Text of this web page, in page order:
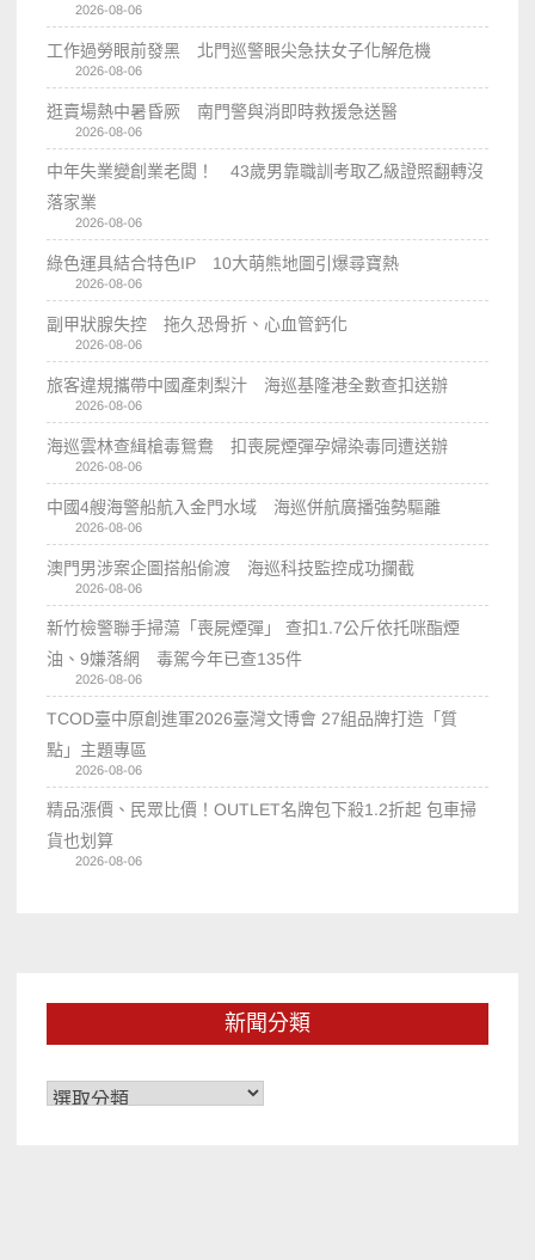
2026-08-06
工作過勞眼前發黑 北門巡警眼尖急扶女子化解危機
2026-08-06
逛賣場熱中暑昏厥 南門警與消即時救援急送醫
2026-08-06
中年失業變創業老闆！ 43歲男靠職訓考取乙級證照翻轉沒
落家業
2026-08-06
綠色運具結合特色IP 10大萌熊地圖引爆尋寶熱
2026-08-06
副甲狀腺失控 拖久恐骨折、心血管鈣化
2026-08-06
旅客違規攜帶中國產刺梨汁 海巡基隆港全數查扣送辦
2026-08-06
海巡雲林查緝槍毒鴛鴦 扣喪屍煙彈孕婦染毒同遭送辦
2026-08-06
中國4艘海警船航入金門水域 海巡併航廣播強勢驅離
2026-08-06
澳門男涉案企圖搭船偷渡 海巡科技監控成功攔截
2026-08-06
新竹檢警聯手掃蕩「喪屍煙彈」 查扣1.7公斤依托咪酯煙
油、9嫌落網 毒駕今年已查135件
2026-08-06
TCOD臺中原創進軍2026臺灣文博會 27組品牌打造「質
點」主題專區
2026-08-06
精品漲價、民眾比價！OUTLET名牌包下殺1.2折起 包車掃
貨也划算
2026-08-06
新聞分類
新